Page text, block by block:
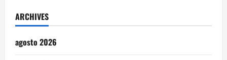
ARCHIVES
agosto 2026